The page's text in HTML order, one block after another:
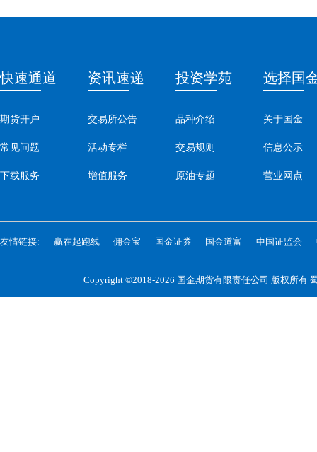
快速通道
期货开户
常见问题
下载服务
资讯速递
交易所公告
活动专栏
增值服务
投资学苑
品种介绍
交易规则
原油专题
选择国
关于国金
信息公示
营业网点
友情链接: 赢在起跑线 佣金宝 国金证券 国金道富 中国证监会
Copyright ©2018-2026 国金期货有限责任公司 版权所有